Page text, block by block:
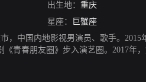
出生地： 重庆
星座： 巨蟹座
，中国内地影视男演员、歌手。
《青春朋友圈》步入演艺圈。2017
主演悬疑爱情剧《我心深触》。2020
出。